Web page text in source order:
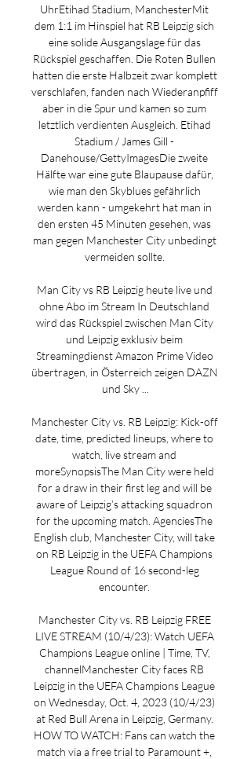
UhrEtihad Stadium, ManchesterMit
dem 1:1 im Hinspiel hat RB Leipzig sich
eine solide Ausgangslage für das
Rückspiel geschaffen. Die Roten Bullen
hatten die erste Halbzeit zwar komplett
verschlafen, fanden nach Wiederanpfiff
aber in die Spur und kamen so zum
letztlich verdienten Ausgleich. Etihad
Stadium / James Gill -
Danehouse/GettyImagesDie zweite
Hälfte war eine gute Blaupause dafür,
wie man den Skyblues gefährlich
werden kann - umgekehrt hat man in
den ersten 45 Minuten gesehen, was
man gegen Manchester City unbedingt
vermeiden sollte.
Man City vs RB Leipzig heute live und
ohne Abo im Stream In Deutschland
wird das Rückspiel zwischen Man City
und Leipzig exklusiv beim
Streamingdienst Amazon Prime Video
übertragen, in Österreich zeigen DAZN
und Sky ...
Manchester City vs. RB Leipzig: Kick-off
date, time, predicted lineups, where to
watch, live stream and
moreSynopsisThe Man City were held
for a draw in their first leg and will be
aware of Leipzig’s attacking squadron
for the upcoming match. AgenciesThe
English club, Manchester City, will take
on RB Leipzig in the UEFA Champions
League Round of 16 second-leg
encounter.
Manchester City vs. RB Leipzig FREE
LIVE STREAM (10/4/23): Watch UEFA
Champions League online | Time, TV,
channelManchester City faces RB
Leipzig in the UEFA Champions League
on Wednesday, Oct. 4, 2023 (10/4/23)
at Red Bull Arena in Leipzig, Germany.
HOW TO WATCH: Fans can watch the
match via a free trial to Paramount +,